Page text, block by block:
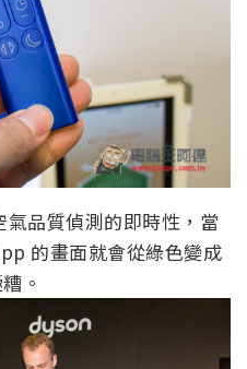
品質偵測的即時性，當
的畫面就會從綠色變成
。